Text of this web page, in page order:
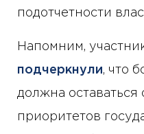
подотчетности
Напомним,
подчеркнули, что
должна
приоритетов